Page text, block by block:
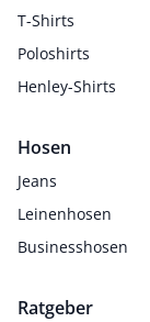
T-Shirts
Poloshirts
Henley-Shirts
Hosen
Jeans
Leinenhosen
Businesshosen
Ratgeber